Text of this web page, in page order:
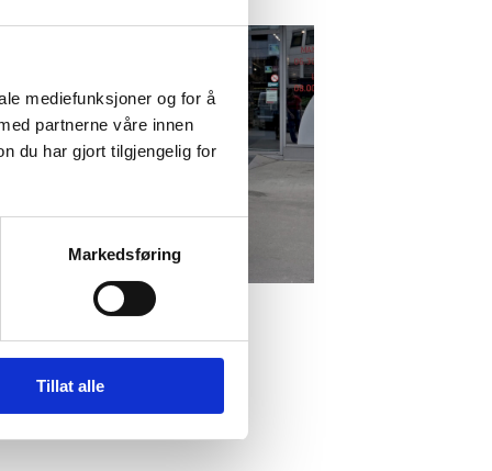
mediefunksjoner og for å
partnerne våre innen
du har gjort tilgjengelig for
Markedsføring
Tillat alle